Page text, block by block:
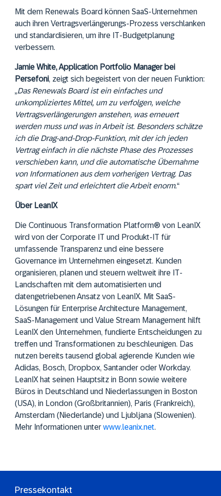
Mit dem Renewals Board können SaaS-Unternehmen
auch ihren Vertragsverlängerungs-Prozess verschlanken
und standardisieren, um ihre IT-Budgetplanung
verbessern.
Jamie White, Application Portfolio Manager bei
Persefoni, zeigt sich begeistert von der neuen Funktion:
„Das Renewals Board ist ein einfaches und
unkompliziertes Mittel, um zu verfolgen, welche
Vertragsverlängerungen anstehen, was erneuert
werden muss und was in Arbeit ist. Besonders schätze
ich die Drag-and-Drop-Funktion, mit der ich jeden
Vertrag einfach in die nächste Phase des Prozesses
verschieben kann, und die automatische Übernahme
von Informationen aus dem vorherigen Vertrag. Das
spart viel Zeit und erleichtert die Arbeit enorm.“
Über LeanIX
Die Continuous Transformation Platform® von LeanIX
wird von der Corporate IT und Produkt-IT für
umfassende Transparenz und eine bessere
Governance im Unternehmen eingesetzt. Kunden
organisieren, planen und steuern weltweit ihre IT-
Landschaften mit dem automatisierten und
datengetriebenen Ansatz von LeanIX. Mit SaaS-
Lösungen für Enterprise Architecture Management,
SaaS-Management und Value Stream Management hilft
LeanIX den Unternehmen, fundierte Entscheidungen zu
treffen und Transformationen zu beschleunigen. Das
nutzen bereits tausend global agierende Kunden wie
Adidas, Bosch, Dropbox, Santander oder Workday.
LeanIX hat seinen Hauptsitz in Bonn sowie weitere
Büros in Deutschland und Niederlassungen in Boston
(USA), in London (Großbritannien), Paris (Frankreich),
Amsterdam (Niederlande) und Ljubljana (Slowenien).
Mehr Informationen unter www.leanix.net.
Pressekontakt